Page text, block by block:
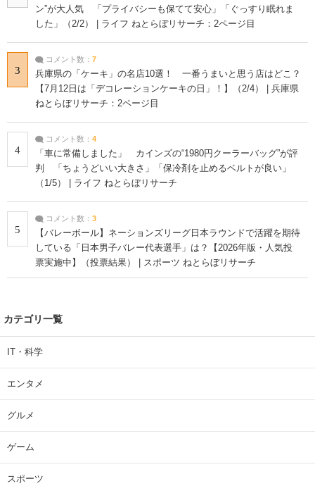
ン”が大人気 「プライバシーも保てて安心」「ぐっすり眠れま
した」（2/2） | ライフ ねとらぼリサーチ：2ページ目
3
コメント数： 7
兵庫県の「ケーキ」の名店10選！ 一番うまいと思う店はどこ？
【7月12日は「デコレーションケーキの日」！】（2/4） | 兵庫県
ねとらぼリサーチ：2ページ目
4
コメント数： 4
「車に常備しました」 カインズの“1980円クーラーバッグ”が評
判 「ちょうどいい大きさ」「保冷剤を止めるベルトが良い」
（1/5） | ライフ ねとらぼリサーチ
5
コメント数： 3
【バレーボール】ネーションズリーグ日本ラウンドで活躍を期待
している「日本男子バレー代表選手」は？【2026年版・人気投
票実施中】（投票結果） | スポーツ ねとらぼリサーチ
カテゴリ一覧
IT・科学
エンタメ
グルメ
ゲーム
スポーツ